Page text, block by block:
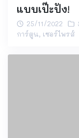
แบบเป๊ะปัง!
25/11/2022
การ์ตูน, เซอร์ไพรส์